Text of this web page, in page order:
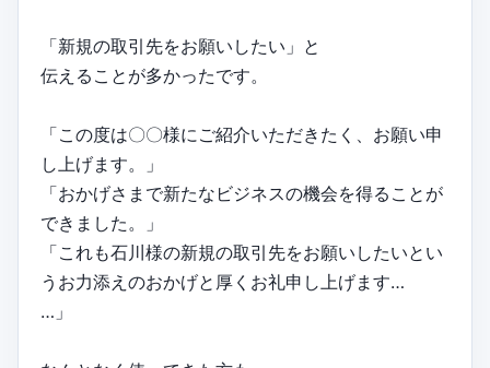
「新規の取引先をお願いしたい」と
伝えることが多かったです。
「この度は〇〇様にご紹介いただきたく、お願い申
し上げます。」
「おかげさまで新たなビジネスの機会を得ることが
できました。」
「これも石川様の新規の取引先をお願いしたいとい
うお力添えのおかげと厚くお礼申し上げます…
…」